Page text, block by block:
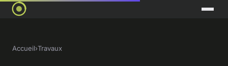
Accueil›Travaux